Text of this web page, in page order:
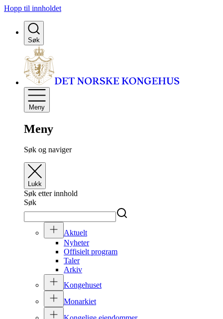
Hopp til innholdet
Søk
Meny
Meny
Søk og naviger
Lukk
Søk etter innhold
Søk
Aktuelt
Nyheter
Offisielt program
Taler
Arkiv
Kongehuset
Monarkiet